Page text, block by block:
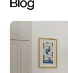
Blog